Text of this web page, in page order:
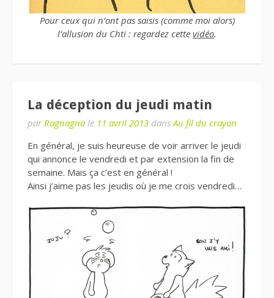
Pour ceux qui n’ont pas saisis (comme moi alors)
l’allusion du Chti : regardez cette vidéo.
La déception du jeudi matin
par Ragnagna le 11 avril 2013 dans Au fil du crayon
En général, je suis heureuse de voir arriver le jeudi
qui annonce le vendredi et par extension la fin de
semaine. Mais ça c’est en général !
Ainsi j’aime pas les jeudis où je me crois vendredi…